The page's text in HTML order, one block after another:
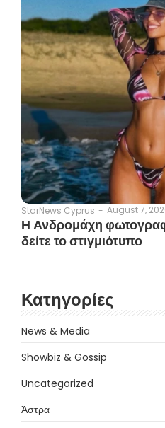
StarNews Cyprus - August 7,
Η Ανδρομάχη
δείτε το στιγμιότυπο
Κατηγορίες
News & Media
Showbiz & Gossip
Uncategorized
Άστρα